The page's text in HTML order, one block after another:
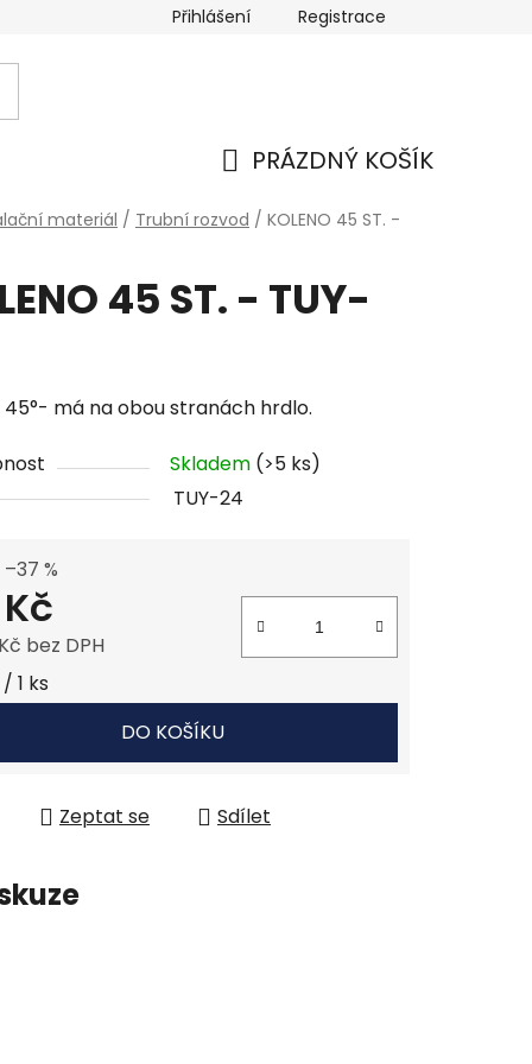
Přihlášení Registrace
PRÁZDNÝ KOŠÍK
materiál / Trubní rozvod / KOLENO 45 ST. -
45 ST. - TUY-
45°- má na obou stranách hrdlo.
Skladem (>5 ks)
TUY-24
–37 %
bez DPH
1 ks
DO KOŠÍKU
Zeptat se Sdílet